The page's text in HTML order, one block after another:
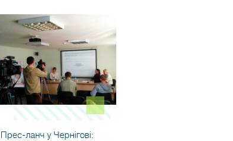
Прес-ланч у Чернігові: